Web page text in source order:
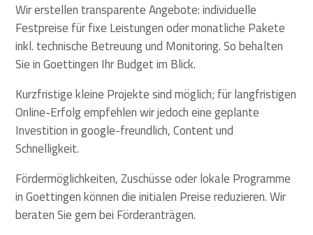
Wir erstellen transparente Angebote: individuelle
Festpreise für fixe Leistungen oder monatliche Pakete
inkl. technische Betreuung und Monitoring. So behalten
Sie in Goettingen Ihr Budget im Blick.
Kurzfristige kleine Projekte sind möglich; für langfristigen
Online-Erfolg empfehlen wir jedoch eine geplante
Investition in google-freundlich, Content und
Schnelligkeit.
Fördermöglichkeiten, Zuschüsse oder lokale Programme
in Goettingen können die initialen Preise reduzieren. Wir
beraten Sie gern bei Förderanträgen.